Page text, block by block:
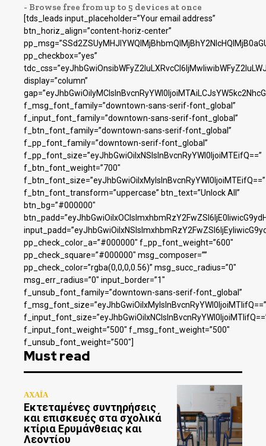
- Browse free from up to 5 devices at once
[tds_leads input_placeholder=”Your email address”
btn_horiz_align=”content-horiz-center”
pp_checkbox=”yes”
display=”column”
f_msg_font_family=”downtown-sans-serif-font_global”
f_input_font_family=”downtown-sans-serif-font_global”
f_btn_font_family=”downtown-sans-serif-font_global”
f_pp_font_family=”downtown-serif-font_global”
f_pp_font_size=”eyJhbGwiOiIxNSIsInBvcnRyYWl0IjoiMTEifQ==”
f_btn_font_weight=”700″
f_btn_font_size=”eyJhbGwiOiIxMyIsInBvcnRyYWl0IjoiMTEifQ==”
f_btn_font_transform=”uppercase” btn_text=”Unlock All”
btn_bg=”#000000″
pp_check_color_a=”#000000″ f_pp_font_weight=”600″
pp_check_square=”#000000″ msg_composer=””
pp_check_color=”rgba(0,0,0,0.56)” msg_succ_radius=”0″
msg_err_radius=”0″ input_border=”1″
f_unsub_font_family=”downtown-sans-serif-font_global”
f_msg_font_size=”eyJhbGwiOiIxMyIsInBvcnRyYWl0IjoiMTIifQ==”
f_input_font_weight=”500″ f_msg_font_weight=”500″
f_unsub_font_weight=”500″]
Must read
ΑΧΑΪΑ
Εκτεταμένες συντηρήσεις
και επισκευές στα σχολικά
κτίρια Ερυμάνθειας και
Λεοντίου